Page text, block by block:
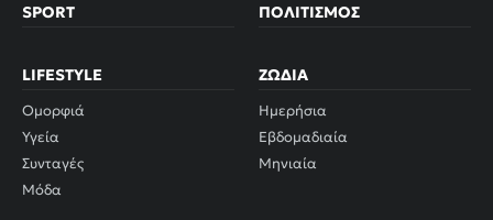
SPORT ΠΟΛΙΤΙΣΜΌΣ
LIFESTYLE
Ομορφιά
Υγεία
Συνταγές
Μόδα
ΖΏΔΙΑ
Ημερήσια
Εβδομαδιαία
Μηνιαία